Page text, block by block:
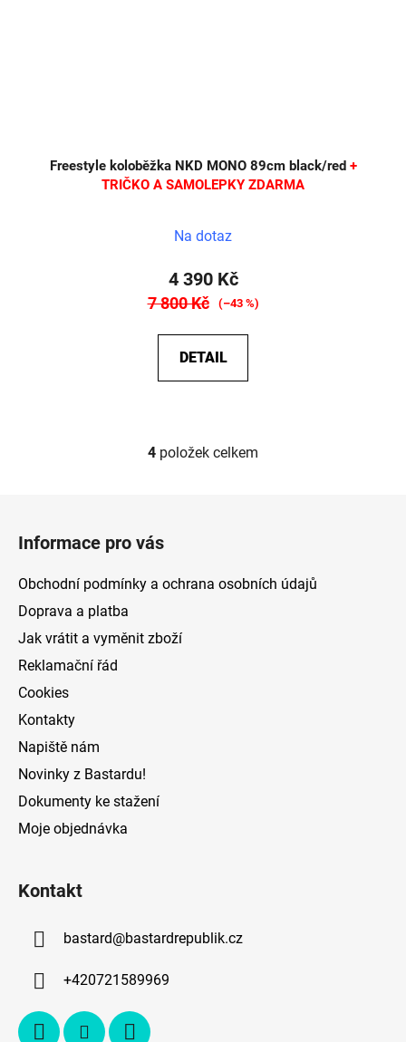
Freestyle koloběžka NKD MONO 89cm black/red +
TRIČKO A SAMOLEPKY ZDARMA
Na dotaz
4 390 Kč
7 800 Kč (–43 %)
DETAIL
O
c
4 položek celkem
Informace pro vás
Obchodní podmínky a ochrana osobních údajů
Doprava a platba
Jak vrátit a vyměnit zboží
Reklamační řád
Cookies
Kontakty
Napiště nám
Novinky z Bastardu!
Dokumenty ke stažení
Moje objednávka
Kontakt
bastard@bastardrepublik.cz
+420721589969